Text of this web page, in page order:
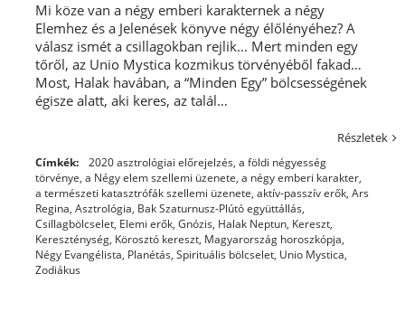
Mi köze van a négy emberi karakternek a négy
Elemhez és a Jelenések könyve négy élőlényéhez? A
válasz ismét a csillagokban rejlik… Mert minden egy
tőről, az Unio Mystica kozmikus törvényéből fakad…
Most, Halak havában, a “Minden Egy” bölcsességének
égisze alatt, aki keres, az talál…
Részletek
Címkék: 2020 asztrológiai előrejelzés, a földi négyesség
törvénye, a Négy elem szellemi üzenete, a négy emberi karakter,
a természeti katasztrófák szellemi üzenete, aktív-passzív erők, Ars
Regina, Asztrológia, Bak Szaturnusz-Plútó együttállás,
Csillagbölcselet, Elemi erők, Gnózis, Halak Neptun, Kereszt,
Kereszténység, Körosztó kereszt, Magyarország horoszkópja,
Négy Evangélista, Planétás, Spirituális bölcselet, Unio Mystica,
Zodiákus